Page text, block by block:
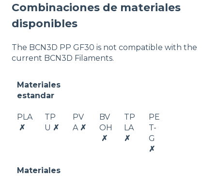
Combinaciones de materiales
disponibles
The BCN3D PP GF30 is not compatible with the
current BCN3D Filaments.
Materiales
estandar
PLA
✗
TP
U ✗
PV
A ✗
BV
OH
✗
TP
LA
✗
PE
T-
G
✗
Materiales